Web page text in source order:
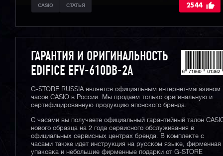
CASIO СТАТЬЯ 2544
ГАРАНТИЯ И ОРИГИНАЛЬНОСТЬ
EDIFICE EFV-610DB-2A
G-STORE RUSSIA является официальным интернет-магазином
часов CASIO в России. Мы продаем только оригинальную и
сертифицированную продукцию японского бренда.
С часами вы получаете официальный гарантийный талон
нового образца на 2 года сервисного обслуживания в
официальных сервисных центрах бренда. В комплекте с
часами также идет инструкция на русском языке, фирменная
упаковка и небольшие фирменные подарки от G-STORE